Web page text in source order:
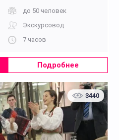
до 50 человек
Экскурсовод
7 часов
Подробнее
3440